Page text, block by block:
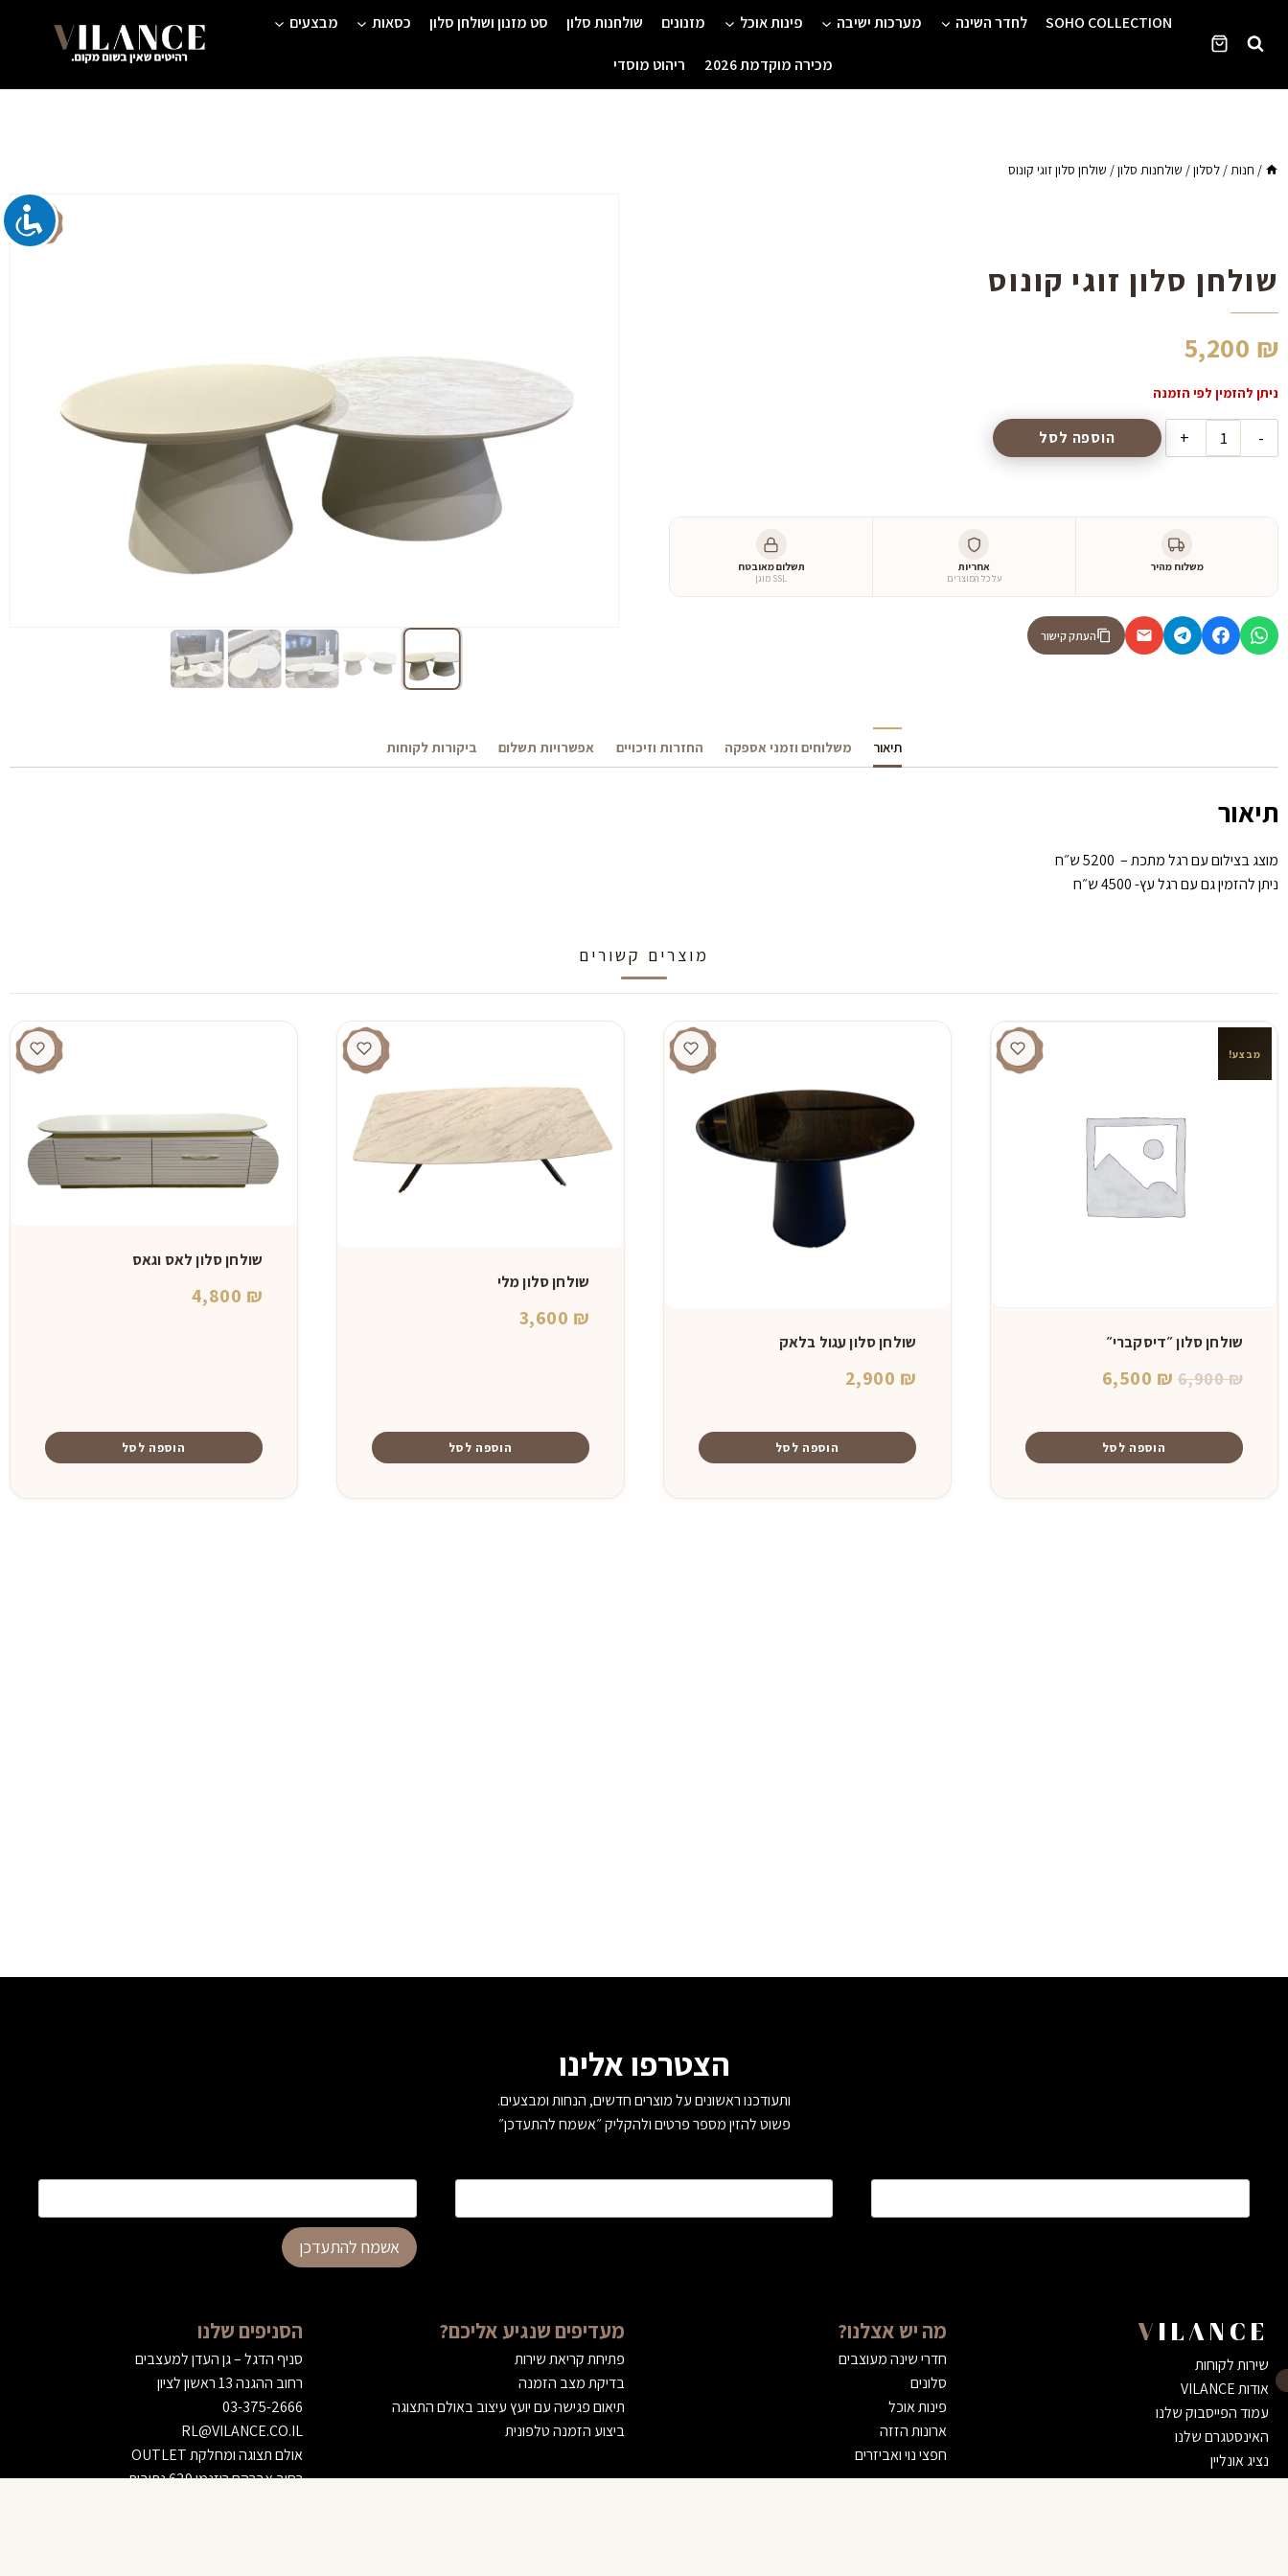
SOHO COLLECTION לחדר השינה מערכות ישיבה פינות אוכל מזנונים שולחנות סלון סט מזנון ושולחן סלון כסאות מבצעים
מכירה מוקדמת 2026 ריהוט מוסדי
/ חנות/ לסלון/ שולחנות סלון/ שולחן סלון זוגי קונוס
שולחן סלון זוגי קונוס
5,200 ₪
הוספה לסל
משלוח מהיר אחריות
על כל המוצרים
תשלום מאובטח
SSL מוגן
העתק קישור
תיאור משלוחים וזמני אספקה החזרות וזיכויים אפשרויות תשלום ביקורות לקוחות
תיאור
מוצג בצילום עם רגל מתכת – 5200 ש״ח
ניתן להזמין גם עם רגל עץ- 4500 ש״ח
מוצרים קשורים
מבצע!
שולחן סלון ״דיסקברי״
6,900₪
המחיר
היה:
6,900 ₪.
6,500 ₪
הוא:
6,500 ₪.
הוספה לסל
שולחן סלון עגול בלאק
2,900 ₪
הוספה לסל
שולחן סלון מלי
3,600 ₪
הוספה לסל
שולחן סלון לאס וגאס
4,800 ₪
הוספה לסל
הצטרפו אלינו
ותעודכנו ראשונים על מוצרים חדשים, הנחות ומבצעים.
פשוט להזין מספר פרטים ולהקליק ״אשמח להתעדכן״
אשמח להתעדכן
VILANCE
שירות לקוחות
אודות VILANCE
עמוד הפייסבוק שלנו
האינסטגרם שלנו
נציג אונליין
דרושים
מה יש אצלנו?
חדרי שינה מעוצבים
סלונים
פינות אוכל
ארונות הזזה
חפצי נוי ואביזרים
מעדיפים שנגיע אליכם?
פתיחת קריאת שירות
בדיקת מצב הזמנה
תיאום פגישה עם יועץ עיצוב באולם התצוגה
ביצוע הזמנה טלפונית
הסניפים שלנו
סניף הדגל – גן העדן למעצבים
רחוב ההגנה 13 ראשון לציון
03-375-2666
RL@VILANCE.CO.IL
אולם תצוגה ומחלקת OUTLET
רחוב אברהם רוזנמן 629 נתיבות